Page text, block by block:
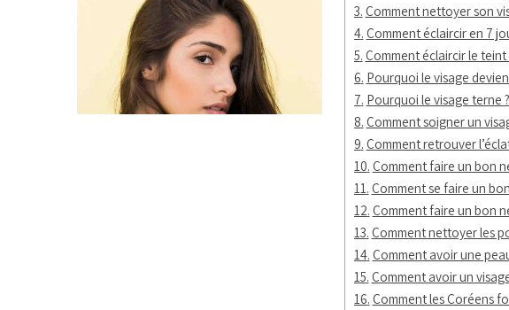
Comment nettoyer son
Comment éclaircir en 7
Comment éclaircir le
Pourquoi le visage
Pourquoi le visage terne ?
Comment soigner un
Comment retrouver
Comment faire un bon
Comment se faire un
Comment faire un bon
Comment nettoyer les
Comment avoir une
Comment avoir un
Comment les Coréens